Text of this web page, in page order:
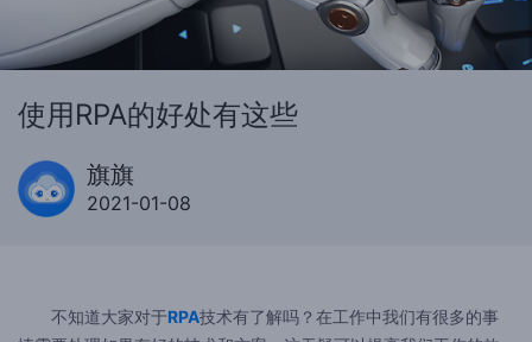
使用RPA的好处有这些
旗旗
2021-01-08
不知道大家对于RPA技术有了解吗？在工作中我们有很多的事